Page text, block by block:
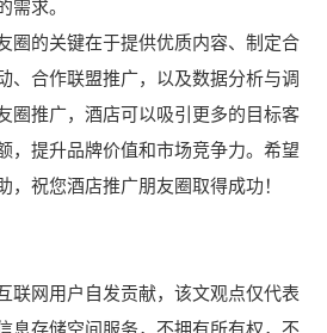
需求。
圈的关键在于提供优质内容、制定合
、合作联盟推广，以及数据分析与调
圈推广，酒店可以吸引更多的目标客
，提升品牌价值和市场竞争力。希望
，祝您酒店推广朋友圈取得成功！
联网用户自发贡献，该文观点仅代表